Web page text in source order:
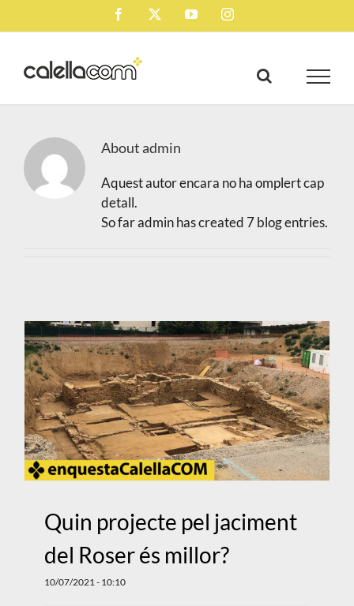
to
Facebook YouTubeInstagram
About admin
Aquest autor encara no ha omplert cap
detall.
So far admin has created 7 blog entries.
Quin projecte pel jaciment
del Roser és millor?
10/07/2021 - 10:10